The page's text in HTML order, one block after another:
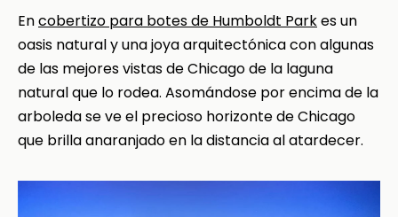
Encobertizo para botes de Humboldt Parkes un
oasis natural y una joya arquitectónica con algunas
de las mejores vistas de Chicago de la laguna
natural que lo rodea. Asomándose por encima de la
arboleda se ve el precioso horizonte de Chicago
que brilla anaranjado en la distancia al atardecer.